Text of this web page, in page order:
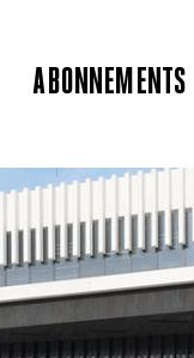
ABONNEMENTS